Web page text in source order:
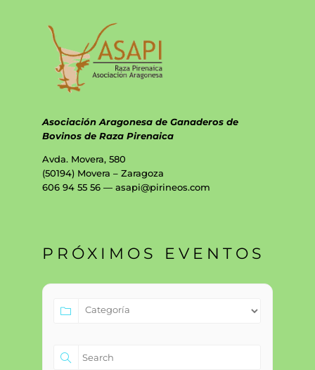
Asociación Aragonesa de Ganaderos de
Bovinos de Raza Pirenaica
Avda. Movera, 580
(50194) Movera – Zaragoza
606 94 55 56 — asapi@pirineos.com
PRÓXIMOS EVENTOS